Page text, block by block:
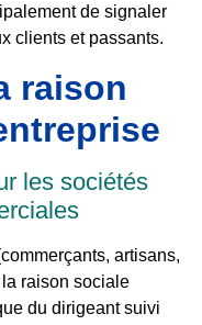
de signaler
clients et passants.
raison
les sociétés
artisans,
la raison sociale
du dirigeant suivi